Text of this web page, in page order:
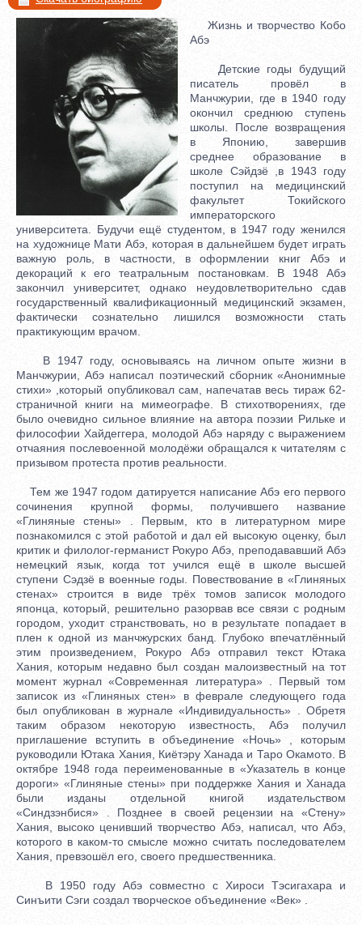
Жизнь и творчество Кобо
Абэ
Детские годы будущий
писатель провёл в
Манчжурии, где в 1940 году
окончил среднюю ступень
школы. После возвращения
в Японию, завершив
среднее образование в
школе Сэйдзё ,в 1943 году
поступил на медицинский
факультет Токийского
императорского
университета. Будучи ещё студентом, в 1947 году женился
на художнице Мати Абэ, которая в дальнейшем будет играть
важную роль, в частности, в оформлении книг Абэ и
декораций к его театральным постановкам. В 1948 Абэ
закончил университет, однако неудовлетворительно сдав
государственный квалификационный медицинский экзамен,
фактически сознательно лишился возможности стать
практикующим врачом.
В 1947 году, основываясь на личном опыте жизни в
Манчжурии, Абэ написал поэтический сборник «Анонимные
стихи» ,который опубликовал сам, напечатав весь тираж 62-
страничной книги на мимеографе. В стихотворениях, где
было очевидно сильное влияние на автора поэзии Рильке и
философии Хайдеггера, молодой Абэ наряду с выражением
отчаяния послевоенной молодёжи обращался к читателям с
призывом протеста против реальности.
Тем же 1947 годом датируется написание Абэ его первого
сочинения крупной формы, получившего название
«Глиняные стены» . Первым, кто в литературном мире
познакомился с этой работой и дал ей высокую оценку, был
критик и филолог-германист Рокуро Абэ, преподававший Абэ
немецкий язык, когда тот учился ещё в школе высшей
ступени Сэдзё в военные годы. Повествование в «Глиняных
стенах» строится в виде трёх томов записок молодого
японца, который, решительно разорвав все связи с родным
городом, уходит странствовать, но в результате попадает в
плен к одной из манчжурских банд. Глубоко впечатлённый
этим произведением, Рокуро Абэ отправил текст Ютака
Хания, которым недавно был создан малоизвестный на тот
момент журнал «Современная литература» . Первый том
записок из «Глиняных стен» в феврале следующего года
был опубликован в журнале «Индивидуальность» . Обретя
таким образом некоторую известность, Абэ получил
приглашение вступить в объединение «Ночь» , которым
руководили Ютака Хания, Киётэру Ханада и Таро Окамото. В
октябре 1948 года переименованные в «Указатель в конце
дороги» «Глиняные стены» при поддержке Хания и Ханада
были изданы отдельной книгой издательством
«Синдзэнбися» . Позднее в своей рецензии на «Стену»
Хания, высоко ценивший творчество Абэ, написал, что Абэ,
которого в каком-то смысле можно считать последователем
Хания, превзошёл его, своего предшественника.
В 1950 году Абэ совместно с Хироси Тэсигахара и
Синъити Сэги создал творческое объединение «Век» .